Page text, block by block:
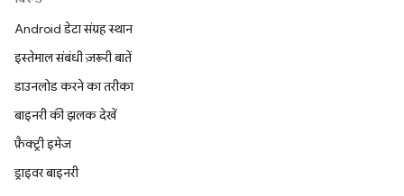
Android डेटा संग्रह स्थान
इस्तेमाल संबंधी ज़रूरी बातें
डाउनलोड करने का तरीका
बाइनरी की झलक देखें
फ़ैक्ट्री इमेज
ड्राइवर बाइनरी